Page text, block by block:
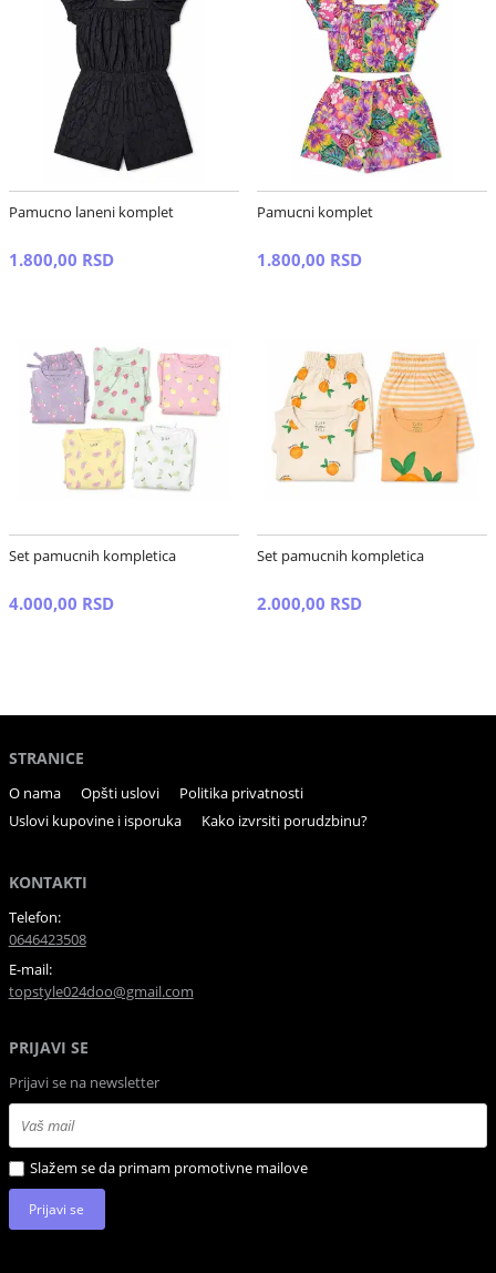
Pamucno laneni komplet
1.800,00 RSD
Pamucni komplet
1.800,00 RSD
Set pamucnih kompletica
4.000,00 RSD
Set pamucnih kompletica
2.000,00 RSD
STRANICE
O nama Opšti uslovi
Politika privatnosti
Uslovi kupovine i isporuka
Kako izvrsiti porudzbinu?
KONTAKTI
Telefon:
0646423508
E-mail:
topstyle024doo@gmail.com
PRIJAVI SE
Prijavi se na newsletter
Slažem se da primam promotivne mailove
Prijavi se